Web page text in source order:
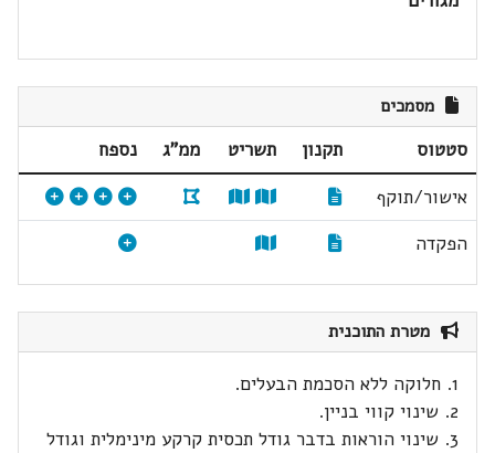
מסמכים
סטטוס תקנון תשריט ממ"ג
נספח
אישור/תוקף
הפקדה
מטרת התוכנית
1. חלוקה ללא הסכמת הבעלים.
2. שינוי קווי בניין.
3. שינוי הוראות בדבר גודל תכסית קרקע מינימלית וגודל